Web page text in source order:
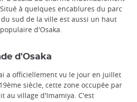
à quelques encablures du parc
sud de la ville est aussi un haut
d'Osaka.
d'Osaka
a officiellement vu le jour en juillet
siècle, cette zone occupée par
au village d'Imamiya. C'est